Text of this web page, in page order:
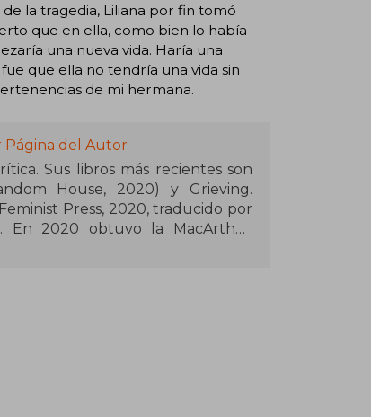
la tragedia, Liliana por fin tomó
que en ella, como bien lo había
una nueva vida. Haría una
que ella no tendría una vida sin
de mi hermana.
Página del Autor
Sus libros más recientes son
House, 2020) y Grieving.
Press, 2020, traducido por
En 2020 obtuvo la MacArthur
del doctorado en Escritura